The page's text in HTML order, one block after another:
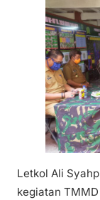
Letkol Ali
kegiatan